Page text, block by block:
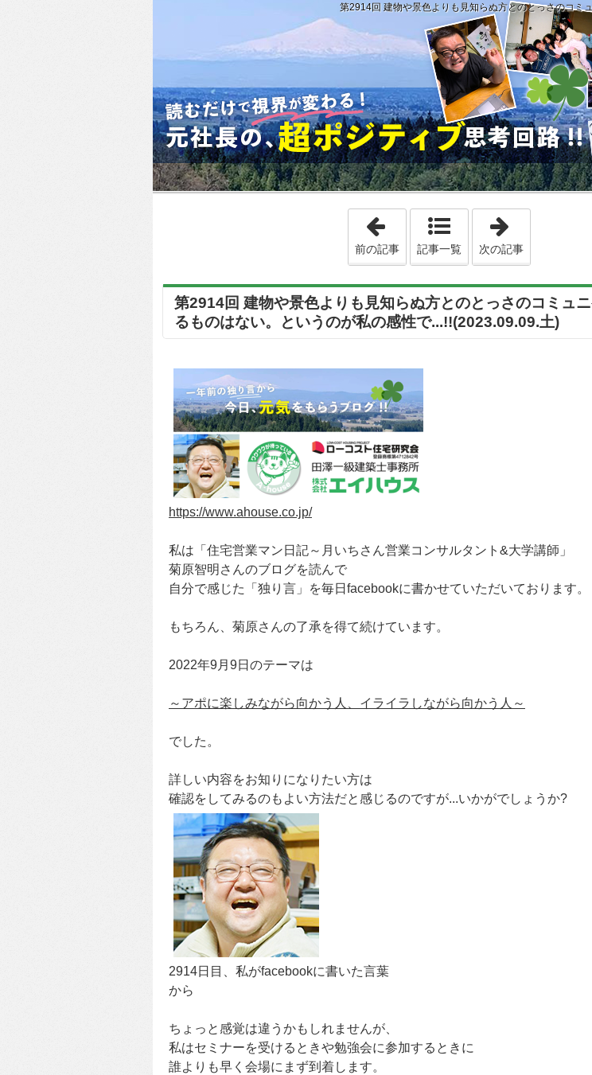
第2914回 建物や景色よりも見知らぬ方とのとっさのコミ
「第2913回 やってきたことは、
前の記事 記事一覧 次の記事
第2914回 建物や景色よりも見知らぬ方とのとっさのコミュ
るものはない。というのが私の感性で...!!(2023.09.09.土)
https://www.ahouse.co.jp/
私は「住宅営業マン日記～月いちさん営業コンサルタント&大学講師」
菊原智明さんのブログを読んで
自分で感じた「独り言」を毎日facebookに書かせていただいております。
もちろん、菊原さんの了承を得て続けています。
2022年9月9日のテーマは
～アポに楽しみながら向かう人、イライラしながら向かう人～
でした。
詳しい内容をお知りになりたい方は
確認をしてみるのもよい方法だと感じるのですが...いかがでしょうか?
2914日目、私がfacebookに書いた言葉
から
ちょっと感覚は違うかもしれませんが、
私はセミナーを受けるときや勉強会に参加するときに
誰よりも早く会場にまず到着します。